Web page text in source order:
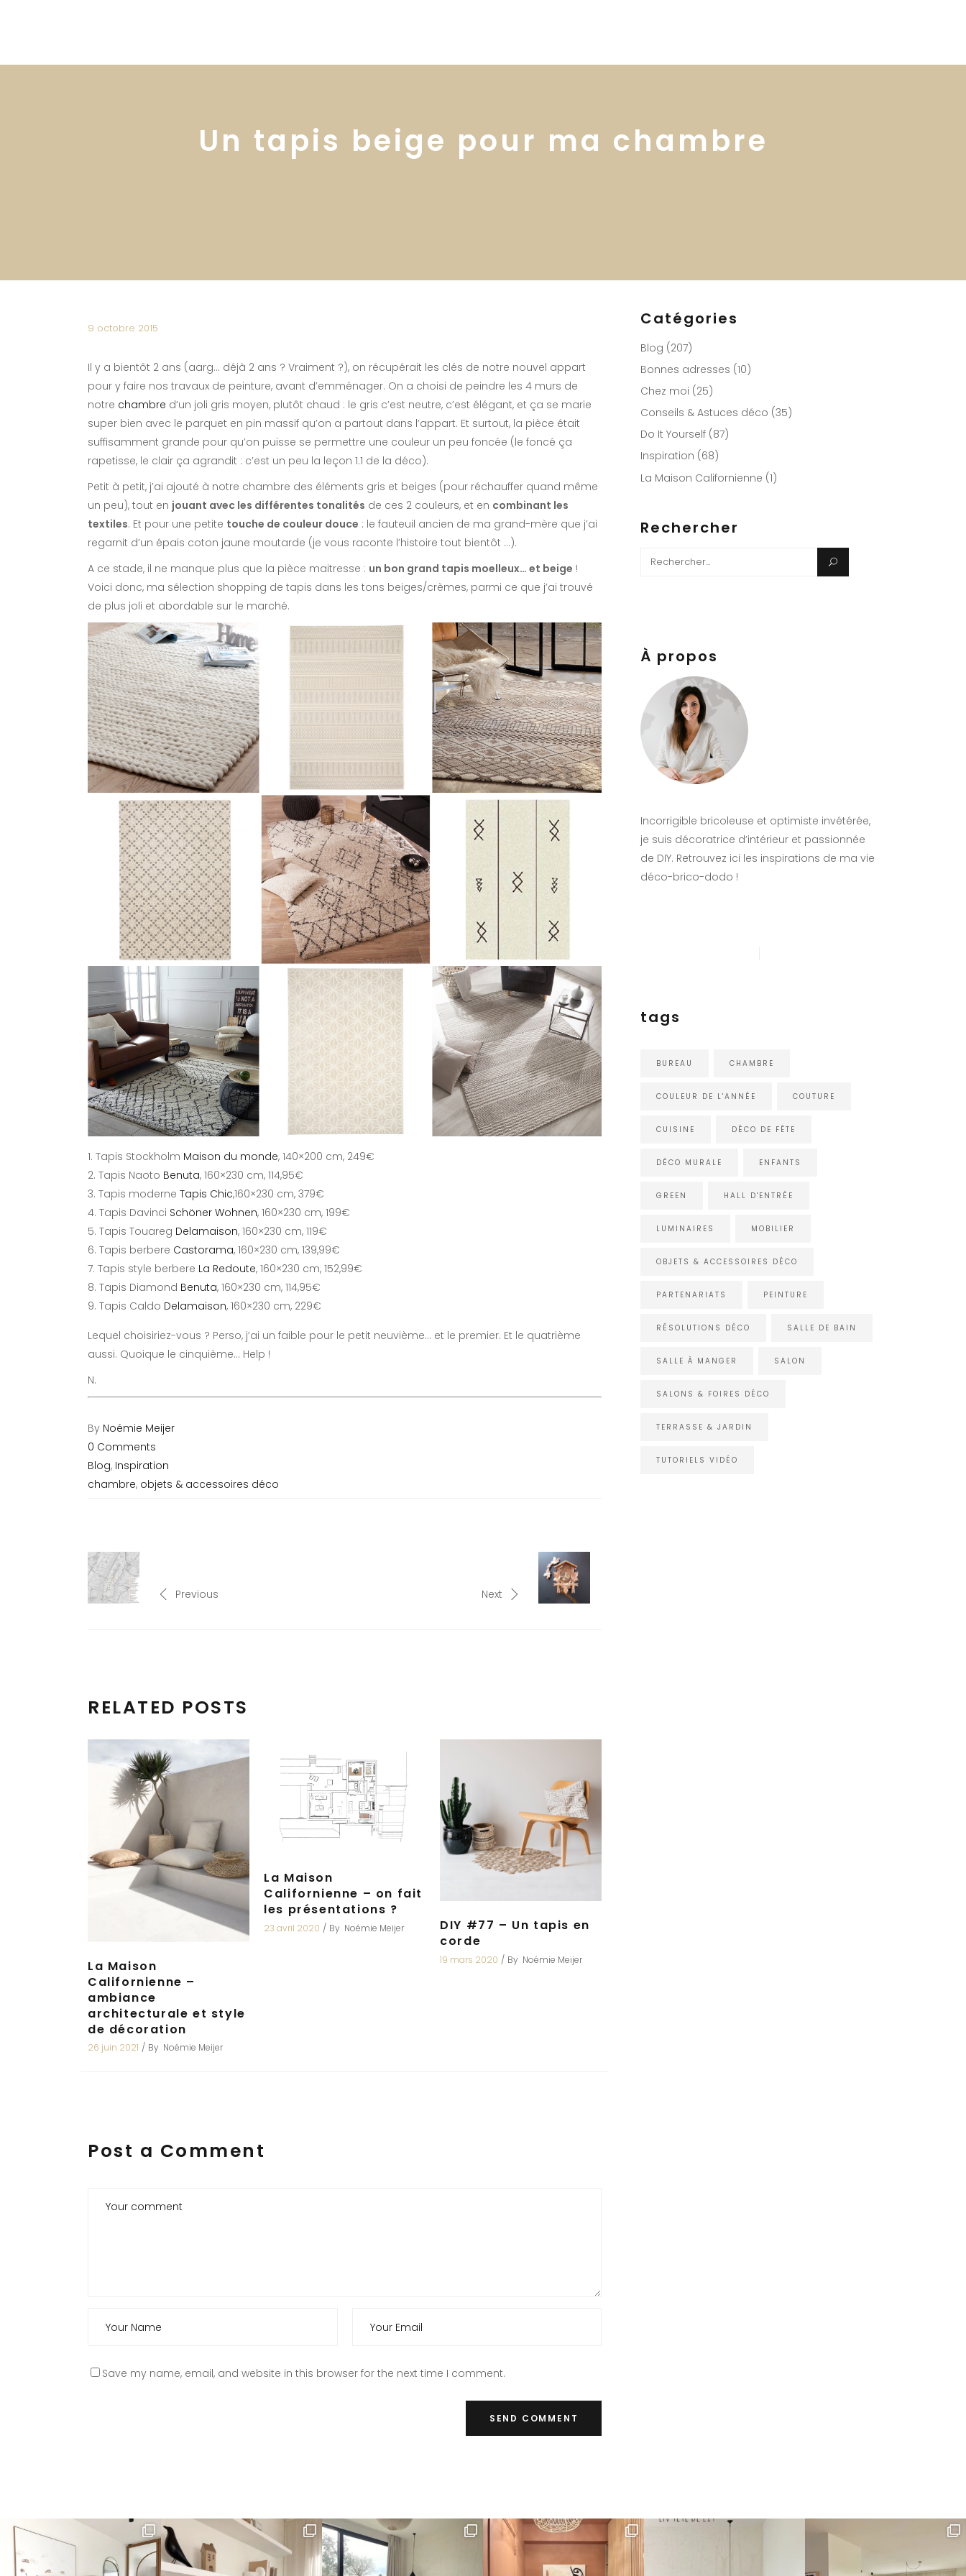
Un tapis beige pour ma chambre
9 octobre 2015
Il y a bientôt 2 ans (aarg… déjà 2 ans ? Vraiment ?), on récupérait les clés de notre nouvel appart
pour y faire nos travaux de peinture, avant d’emménager. On a choisi de peindre les 4 murs de
notre chambre d’un joli gris moyen, plutôt chaud : le gris c’est neutre, c’est élégant, et ça se marie
super bien avec le parquet en pin massif qu’on a partout dans l’appart. Et surtout, la pièce était
suffisamment grande pour qu’on puisse se permettre une couleur un peu foncée (le foncé ça
rapetisse, le clair ça agrandit : c’est un peu la leçon 1.1 de la déco).
Petit à petit, j’ai ajouté à notre chambre des éléments gris et beiges (pour réchauffer quand même
un peu), tout en jouant avec les différentes tonalités de ces 2 couleurs, et en combinant les
textiles. Et pour une petite touche de couleur douce : le fauteuil ancien de ma grand-mère que j’ai
regarnit d’un épais coton jaune moutarde (je vous raconte l’histoire tout bientôt …).
A ce stade, il ne manque plus que la pièce maitresse : un bon grand tapis moelleux… et beige !
Voici donc, ma sélection shopping de tapis dans les tons beiges/crèmes, parmi ce que j’ai trouvé
de plus joli et abordable sur le marché.
Tapis Stockholm Maison du monde, 140×200 cm, 249€
Tapis Naoto Benuta, 160×230 cm, 114,95€
Tapis moderne Tapis Chic,160×230 cm, 379€
Tapis Davinci Schöner Wohnen, 160×230 cm, 199€
Tapis Touareg Delamaison, 160×230 cm, 119€
Tapis berbere Castorama, 160×230 cm, 139,99€
Tapis style berbere La Redoute, 160×230 cm, 152,99€
Tapis Diamond Benuta, 160×230 cm, 114,95€
Tapis Caldo Delamaison, 160×230 cm, 229€
Lequel choisiriez-vous ? Perso, j’ai un faible pour le petit neuvième… et le premier. Et le quatrième
aussi. Quoique le cinquième… Help !
N.
By Noémie Meijer
0 Comments
Blog, Inspiration
chambre, objets & accessoires déco
Previous Next
RELATED POSTS
La Maison
Californienne –
ambiance
architecturale et style
de décoration
26 juin 2021 By Noémie Meijer
La Maison
Californienne – on fait
les présentations ?
23 avril 2020 By Noémie Meijer
DIY #77 – Un tapis en
corde
19 mars 2020 By Noémie Meijer
Post a Comment
Save my name, email, and website in this browser for the next time I comment.
Catégories
Blog (207)
Bonnes adresses (10)
Chez moi (25)
Conseils & Astuces déco (35)
Do It Yourself (87)
Inspiration (68)
La Maison Californienne (1)
Rechercher
Search
À propos
Incorrigible bricoleuse et optimiste invétérée,
je suis décoratrice d’intérieur et passionnée
de DIY. Retrouvez ici les inspirations de ma vie
déco-brico-dodo !
tags
BUREAU CHAMBRE
COULEUR DE L'ANNÉE COUTURE
CUISINE DÉCO DE FÊTE
DÉCO MURALE ENFANTS
GREEN HALL D'ENTRÉE
LUMINAIRES MOBILIER
OBJETS & ACCESSOIRES DÉCO
PARTENARIATS PEINTURE
RÉSOLUTIONS DÉCO SALLE DE BAIN
SALLE À MANGER SALON
SALONS & FOIRES DÉCO
TERRASSE & JARDIN
TUTORIELS VIDÉO